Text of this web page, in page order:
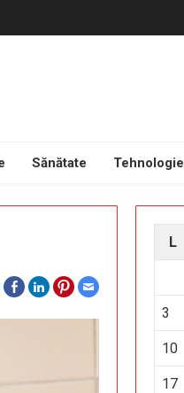
Sănătate Tehnologie
L
3
10
17